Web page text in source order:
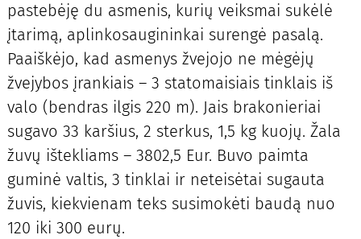
pastebėję du asmenis, kurių veiksmai sukėlė
įtarimą, aplinkosaugininkai surengė pasalą.
Paaiškėjo, kad asmenys žvejojo ne mėgėjų
žvejybos įrankiais – 3 statomaisiais tinklais iš
valo (bendras ilgis 220 m). Jais brakonieriai
sugavo 33 karšius, 2 sterkus, 1,5 kg kuojų. Žala
žuvų ištekliams – 3802,5 Eur. Buvo paimta
guminė valtis, 3 tinklai ir neteisėtai sugauta
žuvis, kiekvienam teks susimokėti baudą nuo
120 iki 300 eurų.